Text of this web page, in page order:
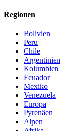
Regionen
Bolivien
Peru
Chile
Argentinien
Kolumbien
Ecuador
Mexiko
Venezuela
Europa
Pyrenäen
Alpen